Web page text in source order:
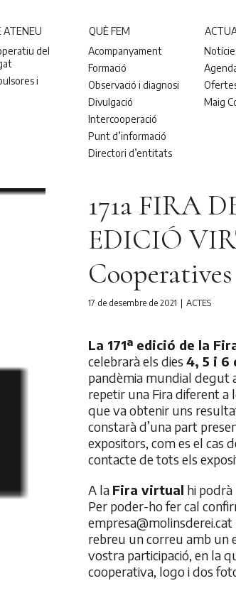
ATENEU
del
i
QUÈ FEM
Acompanyament
Formació
Observació i diagnosi
Divulgació
Intercooperació
Punt d’informació
Directori d’entitats
Maig
171a FIRA
EDICIÓ
Cooperatives
17 de desembre de 2021 ACTES
La 171ª edició de la
celebrarà els dies 4, 5 i 6
pandèmia mundial degut
repetir una Fira diferent a
que va obtenir uns
constarà d’una part
expositors, com es el cas
contacte de tots els
A la Fira virtual hi
Per poder-ho fer cal
empresa@molinsderei.cat
rebreu un correu amb un
vostra participació, en la
cooperativa, logo i dos